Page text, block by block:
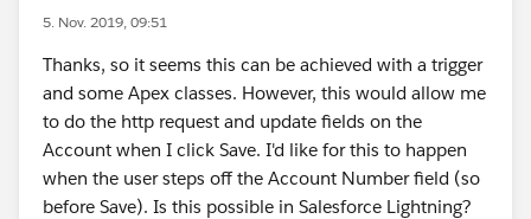
https://developer.salesforce.com/docs/atlas.en-
tp_httprequest.htm
Sorry if any of these cant be of use!
Cheers
5. Nov. 2019, 09:51
Thanks, so it seems this can be achieved with a trigger
and some Apex classes. However, this would allow me
to do the http request and update fields on the
Account when I click Save. I'd like for this to happen
when the user steps off the Account Number field (so
before Save). Is this possible in Salesforce Lightning?